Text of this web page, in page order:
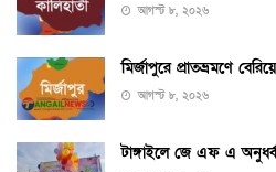
আগস্ট ৮, ২০২৬
মির্জাপুরে প্রাতভ্রমণে
আগস্ট ৮, ২০২৬
টাঙ্গাইলে জে এফ এ